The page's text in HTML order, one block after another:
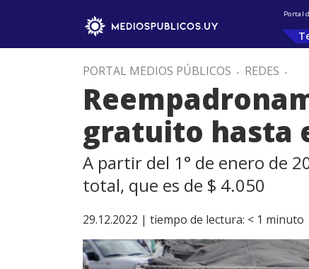
Portal
PORTAL MEDIOS PÚBLICOS . REDES .
gratuito hasta
A partir del 1° de enero de
total, que es de $ 4.050
29.12.2022 | tiempo de lectura: < 1 minuto